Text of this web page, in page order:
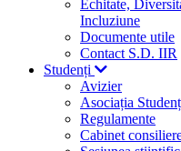
Echitate,
Incluziune
Documente utile
Contact S.D. IIR
Studenți
Avizier
Asociația
Regulamente
Cabinet